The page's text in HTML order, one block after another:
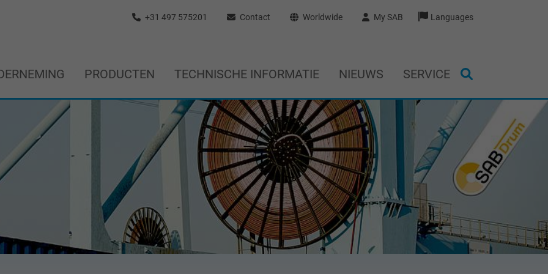
+31 497 575201 Contact Worldwide My SAB Languages
PRODUCTEN TECHNISCHE INFORMATIE NIEUWS SERVICE